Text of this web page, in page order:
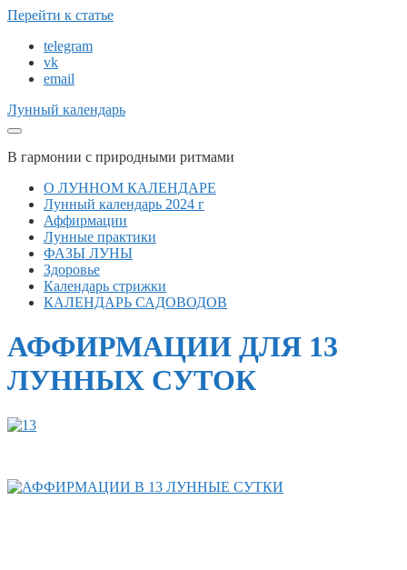
Перейти к статье
telegram
vk
email
Лунный календарь
В гармонии с природными ритмами
О ЛУННОМ КАЛЕНДАРЕ
Лунный календарь 2024 г
Аффирмации
Лунные практики
ФАЗЫ ЛУНЫ
Здоровье
Календарь стрижки
КАЛЕНДАРЬ САДОВОДОВ
АФФИРМАЦИИ ДЛЯ 13
ЛУННЫХ СУТОК